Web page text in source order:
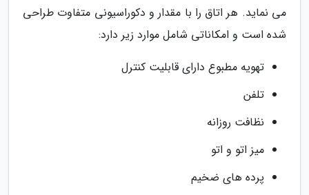
می نماید. هر اتاق را با مقدار و دکوراسیونی متفاوت طراحی
شده است و امکاناتی شامل موارد زیر دارد:
تهویه مطبوع دارای قابلیت کنترل
تلفن
نظافت روزانه
میز اتو و اتو
پرده های ضخیم